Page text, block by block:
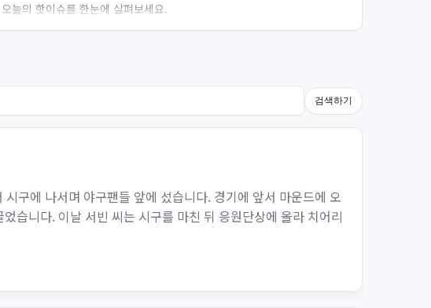
늘의 핫이슈를 한눈에 살펴보세요.
검색하기
구에 나서며 야구팬들 앞에 섰습니다. 경기에 앞서 마운드에 오
습니다. 이날 서빈 씨는 시구를 마친 뒤 응원단상에 올라 치어리